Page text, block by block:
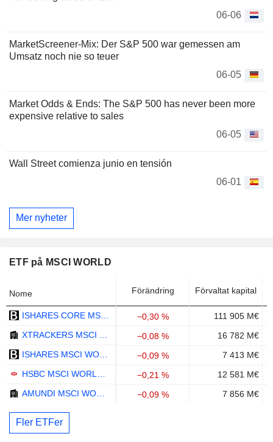
06-06
MarketScreener-Mix: Der S&P 500 war gemessen am
Umsatz noch nie so teuer
06-05
Market Odds & Ends: The S&P 500 has never been more
expensive relative to sales
06-05
Wall Street comienza junio en tensión
06-01
Mer nyheter
ETF på MSCI WORLD
Nome Förändring Förvaltat kapital
−0,30 %
111 905 M€
−0,08 %
16 782 M€
−0,09 %
7 413 M€
−0,21 %
12 581 M€
−0,09 % 7 856 M€
Fler ETFer